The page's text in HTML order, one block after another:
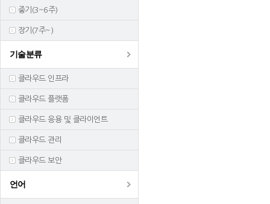
중기(3~6주)
장기(7주~)
기술분류
클라우드 인프라
클라우드 플랫폼
클라우드 응용 및 클라이언트
클라우드 관리
클라우드 보안
언어